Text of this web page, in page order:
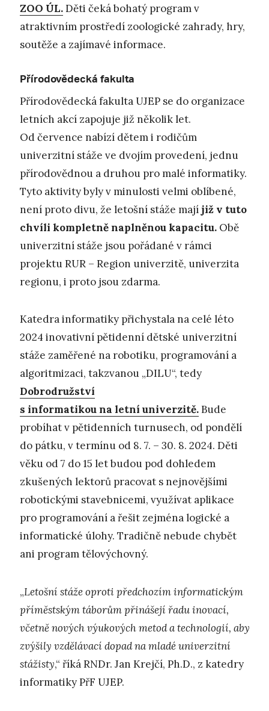
ZOO ÚL.Děti čeká bohatý program v
atraktivním prostředí zoologické zahrady, hry,
soutěže a zajímavé informace.
Přírodovědecká fakulta
Přírodovědecká fakulta UJEP se do organizace
letních akcí zapojuje již několik let.
Od července nabízí dětem i rodičům
univerzitní stáže ve dvojím provedení, jednu
přírodovědnou a druhou pro malé informatiky.
Tyto aktivity byly v minulosti velmi oblíbené,
není proto divu, že letošní stáže majíjiž v tuto
chvíli kompletně naplněnou kapacitu. Obě
univerzitní stáže jsou pořádané v rámci
projektu RUR – Region univerzitě, univerzita
regionu, i proto jsou zdarma.
Katedra informatiky přichystala na celé léto
2024 inovativní pětidenní dětské univerzitní
stáže zaměřené na robotiku, programování a
algoritmizaci, takzvanou „DILU“, tedy
Dobrodružství
s informatikou na letní univerzitě.Bude
probíhat v pětidenních turnusech, od pondělí
do pátku, v termínu od 8. 7. – 30. 8. 2024. Děti
věku od 7 do 15 let budou pod dohledem
zkušených lektorů pracovat s nejnovějšími
robotickými stavebnicemi, využívat aplikace
pro programování a řešit zejména logické a
informatické úlohy. Tradičně nebude chybět
ani program tělovýchovný.
„Letošní stáže oproti předchozím informatickým
příměstským táborům přinášejí řadu inovací,
včetně nových výukových metod a technologií, aby
zvýšily vzdělávací dopad na mladé univerzitní
stážisty,“ říká RNDr. Jan Krejčí, Ph.D., z katedry
informatiky PřF UJEP.